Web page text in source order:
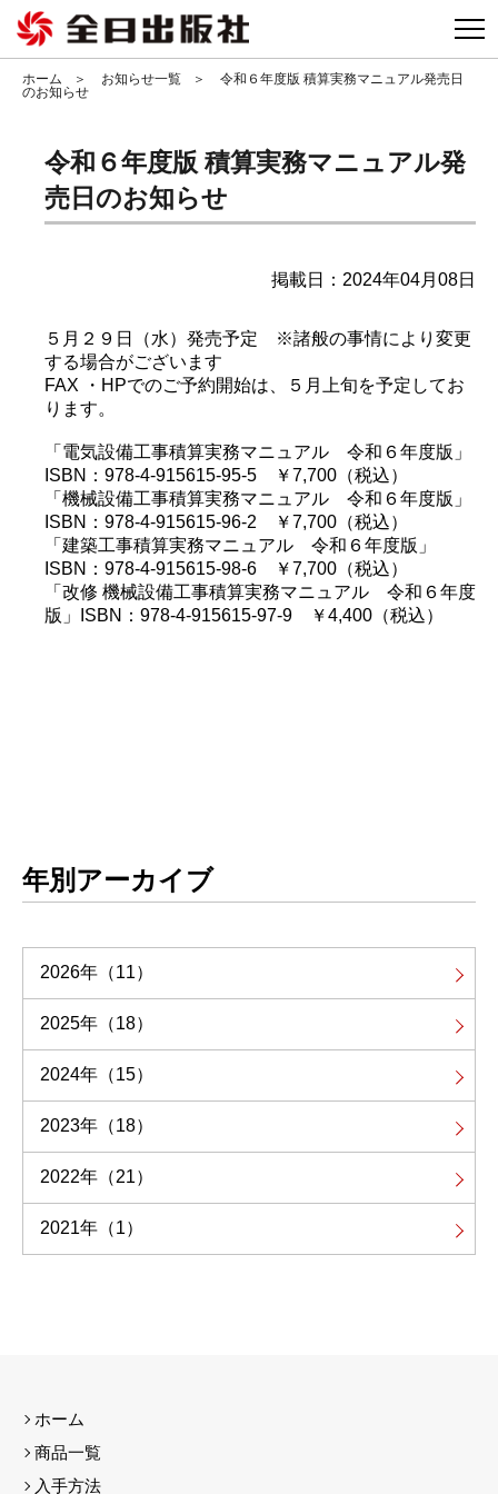
ホーム お知らせ一覧
令和６年度版 積算実務マニュアル発売日
のお知らせ
令和６年度版 積算実務マニュアル発
売日のお知らせ
掲載日：2024年04月08日
５月２９日（水）発売予定 ※諸般の事情により変更
する場合がございます
FAX ・HPでのご予約開始は、５月上旬を予定してお
ります。
「電気設備工事積算実務マニュアル 令和６年度版」
ISBN：978-4-915615-95-5 ￥7,700（税込）
「機械設備工事積算実務マニュアル 令和６年度版」
ISBN：978-4-915615-96-2 ￥7,700（税込）
「建築工事積算実務マニュアル 令和６年度版」
ISBN：978-4-915615-98-6 ￥7,700（税込）
「改修 機械設備工事積算実務マニュアル 令和６年度
版」ISBN：978-4-915615-97-9 ￥4,400（税込）
年別アーカイブ
2026年 （11）
2025年 （18）
2024年 （15）
2023年 （18）
2022年 （21）
2021年 （1）
ホーム
商品一覧
入手方法